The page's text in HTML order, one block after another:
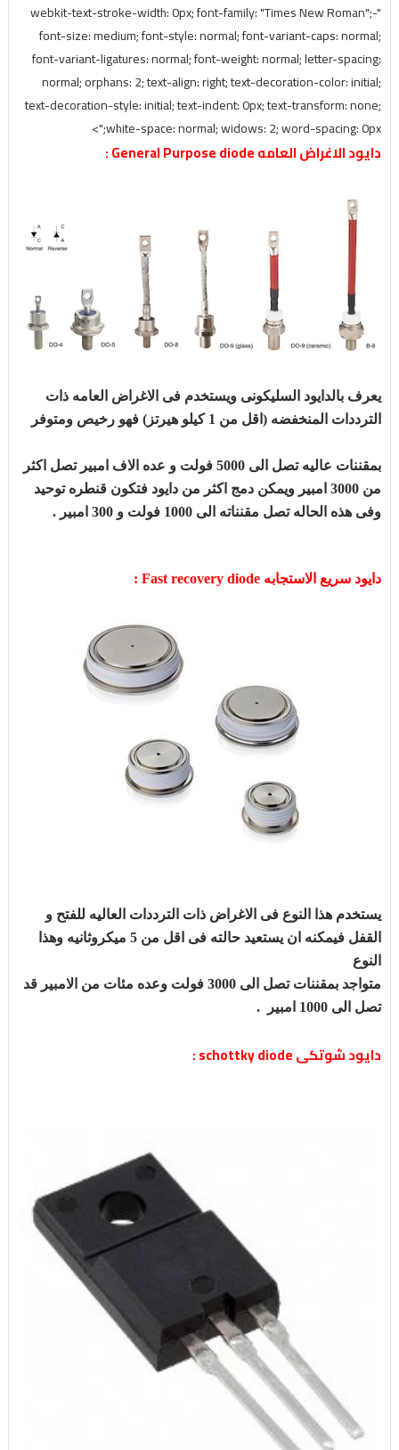
"-webkit-text-stroke-width: 0px; font-family: "Times New Roman";
font-size: medium; font-style: normal; font-variant-caps: normal;
font-variant-ligatures: normal; font-weight: normal; letter-spacing:
normal; orphans: 2; text-align: right; text-decoration-color: initial;
text-decoration-style: initial; text-indent: 0px; text-transform: none;
white-space: normal; widows: 2; word-spacing: 0px;">
دايود الاغراض العامه General Purpose diode :
يعرف بالدايود السليكونى ويستخدم فى الاغراض العامه ذات
الترددات المنخفضه (اقل من 1 كيلو هيرتز) فهو رخيص ومتوفر
بمقننات عاليه تصل الى 5000 فولت و عده الاف امبير تصل اكثر
من 3000 امبير ويمكن دمج اكثر من دايود فتكون قنطره توحيد
وفى هذه الحاله تصل مقنناته الى 1000 فولت و 300 امبير .
دايود سريع الاستجابه Fast recovery diode :
يستخدم هذا النوع فى الاغراض ذات الترددات العاليه للفتح و
القفل فيمكنه ان يستعيد حالته فى اقل من 5 ميكروثانيه وهذا
النوع
متواجد بمقننات تصل الى 3000 فولت وعده مئات من الامبير قد
تصل الى 1000 امبير .
دايود شوتكى schottky diode :